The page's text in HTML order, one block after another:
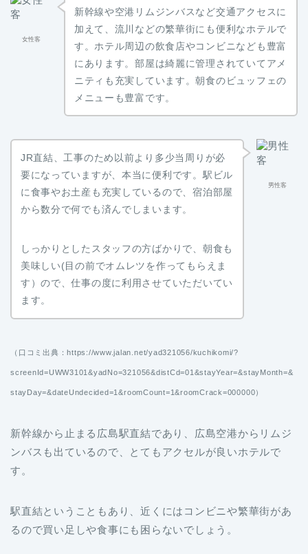
女性客
新幹線や空港リムジンバスなど交通アクセスに
加えて、流川などの繁華街にも便利なホテルで
す。ホテル周辺の飲食店やコンビニなども豊富
にあります。部屋は綺麗に管理されていてアメ
ニティも充実しています。朝食のビュッフェの
メニューも豊富です。
男性客
JR直結、工事のため以前より多少当周りが必
要になっていますが、本当に便利です。駅ビル
に食事やお土産も充実しているので、宿泊部屋
から数分で何でも済んでしまいます。
しっかりとしたスタッフの方ばかりで、朝食も
美味しい(目の前でオムレツを作ってもらえま
す）ので、仕事の度に利用させていただいてい
ます。
（口コミ出典：https://www.jalan.net/yad321056/kuchikomi/?
screenId=UWW3101&yadNo=321056&distCd=01&stayYear=&stayMonth=&
stayDay=&dateUndecided=1&roomCount=1&roomCrack=000000）
新幹線から止まる広島駅直結であり、広島空港からリムジ
ンバスも出ているので、とてもアクセルが良いホテルで
す。
駅直結ということもあり、近くにはコンビニや繁華街があ
るので買い足しや食事にも困らないでしょう。